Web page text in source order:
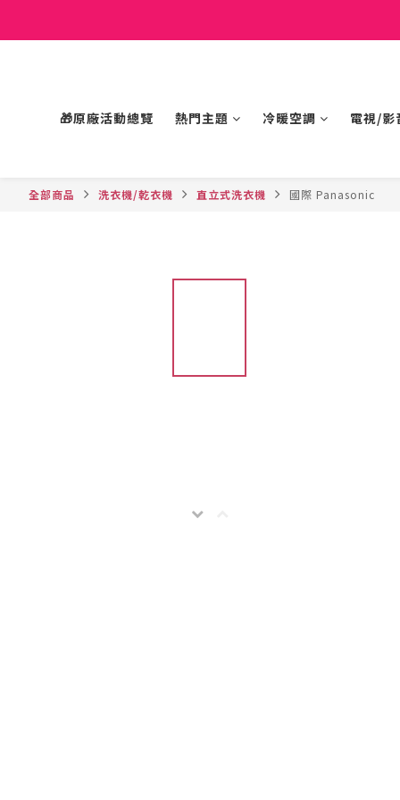
🎁原廠活動總覽 熱門主題 冷暖空調 電視/影
全部商品 洗衣機/乾衣機 直立式洗衣機 國際 Panasonic